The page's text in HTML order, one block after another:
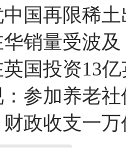
中国再限稀
华销量受波
国投资13
参加养老
政收支一